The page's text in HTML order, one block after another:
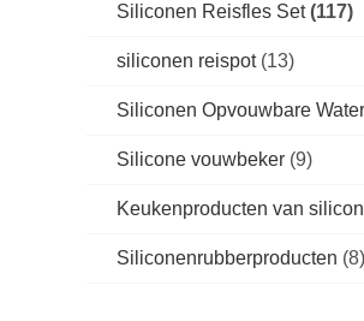
Siliconen Reisfles Set (117)
siliconen reispot (13)
Siliconen Opvouwbare
Silicone vouwbeker (9)
Keukenproducten van
Siliconenrubberproducten (8)